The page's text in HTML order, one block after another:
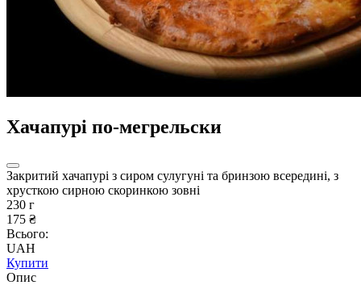
Хачапурі по-мегрельски
Закритий хачапурі з сиром сулугуні та бринзою всередині, з
хрусткою сирною скоринкою зовні
230 г
175 ₴
Всього:
UAH
Купити
Опис